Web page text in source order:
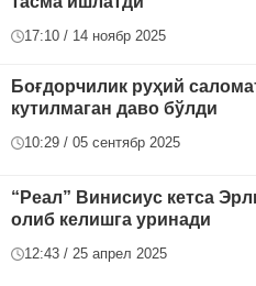
17:10 / 14 ноябр 2025
Боғдорчилик руҳий
кутилмаган даво бўлди
10:29 / 05 сентябр 2025
“Реал” Винисиус кетса
олиб келишга уринади
12:43 / 25 апрел 2025